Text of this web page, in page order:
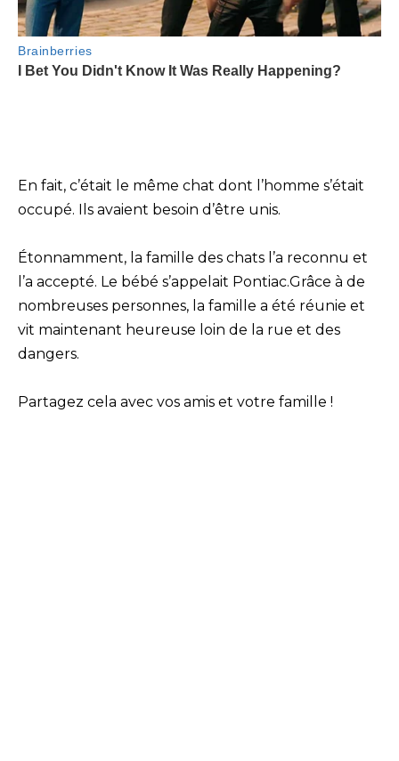
En fait, c’était le même chat dont l’homme s’était
occupé. Ils avaient besoin d’être unis.
Étonnamment, la famille des chats l’a reconnu et
l’a accepté. Le bébé s’appelait Pontiac.Grâce à de
nombreuses personnes, la famille a été réunie et
vit maintenant heureuse loin de la rue et des
dangers.
Partagez cela avec vos amis et votre famille !